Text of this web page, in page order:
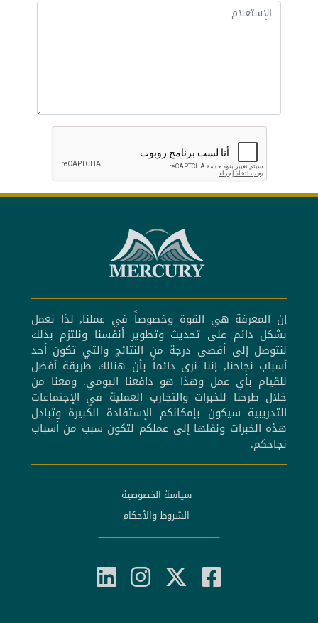
إن المعرفة هي القوة وخصوصاً في عملنا, لذا نعمل
بشكل دائم على تحديث وتطوير أنفسنا ونلتزم بذلك
لنتوصل إلى أقصى درجة من النتائج والتي تكون أحد
أسباب نجاحنا, إننا نرى دائماً بأن هنالك طريقة أفضل
للقيام بأي عمل وهذا هو دافعنا اليومي. ومعنا من
خلال طرحنا للخبرات والتجارب العملية في الإجتماعات
التدريبية سيكون بإمكانكم الإستفادة الكبيرة وتبادل
هذه الخبرات ونقلها إلى عملكم لتكون سبب من أسباب
نجاحكم.
سياسة الخصوصية
الشروط والأحكام